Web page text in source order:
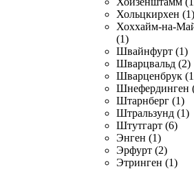
Хольцкирхен (1)
Хоххайм-на-
(1)
Швайнфурт (1)
Шварцвальд (2)
Шварценбрук
Шнефердинген
Штарнберг (1)
Штральзунд (1)
Штутгарт (6)
Энген (1)
Эрфурт (2)
Этринген (1)